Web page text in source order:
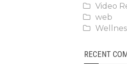
Video
web
RECENT